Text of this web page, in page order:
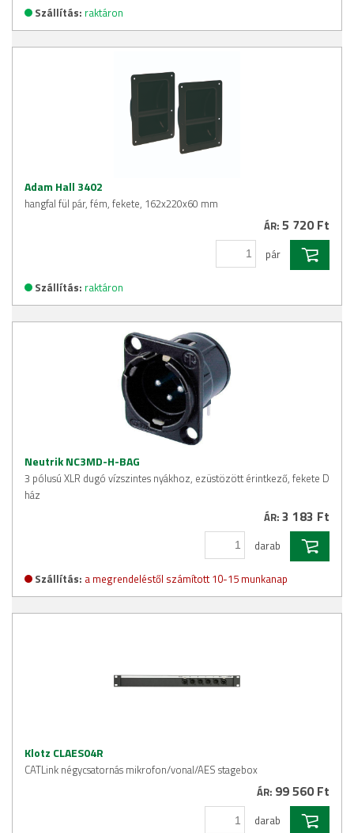
Szállítás: raktáron
Adam Hall 3402
hangfal fül pár, fém, fekete, 162x220x60 mm
ÁR: 5 720 Ft
pár
Szállítás: raktáron
Neutrik NC3MD-H-BAG
3 pólusú XLR dugó vízszintes nyákhoz, ezüstözött érintkező, fekete D
ház
ÁR: 3 183 Ft
darab
Szállítás: a megrendeléstől számított 10-15 munkanap
Klotz CLAES04R
CATLink négycsatornás mikrofon/vonal/AES stagebox
ÁR: 99 560 Ft
darab